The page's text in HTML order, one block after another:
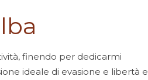
finendo per dedicarmi
ideale di evasione e libertà e